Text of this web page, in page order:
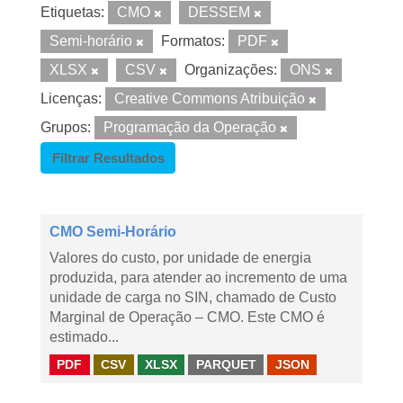
Etiquetas: CMO
DESSEM
Semi-horário
Formatos:
PDF
XLSX
CSV Organizações:
ONS
Licenças:
Creative Commons Atribuição
Grupos:
Programação da Operação
Filtrar Resultados
CMO Semi-Horário
Valores do custo, por unidade de energia
produzida, para atender ao incremento de uma
unidade de carga no SIN, chamado de Custo
Marginal de Operação – CMO. Este CMO é
estimado...
PDF CSV XLSX PARQUET JSON